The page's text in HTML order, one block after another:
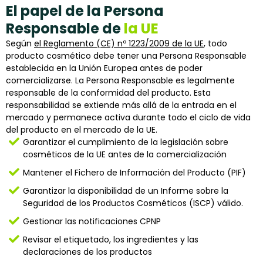
El papel de la Persona
Responsable dela UE
Según el Reglamento (CE) nº 1223/2009 de la UE, todo
producto cosmético debe tener una Persona Responsable
establecida en la Unión Europea antes de poder
comercializarse. La Persona Responsable es legalmente
responsable de la conformidad del producto. Esta
responsabilidad se extiende más allá de la entrada en el
mercado y permanece activa durante todo el ciclo de vida
del producto en el mercado de la UE.
Garantizar el cumplimiento de la legislación sobre
cosméticos de la UE antes de la comercialización
Mantener el Fichero de Información del Producto (PIF)
Garantizar la disponibilidad de un Informe sobre la
Seguridad de los Productos Cosméticos (ISCP) válido.
Gestionar las notificaciones CPNP
Revisar el etiquetado, los ingredientes y las
declaraciones de los productos